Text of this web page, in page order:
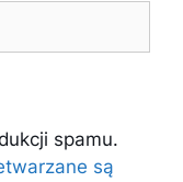
spamu.
są